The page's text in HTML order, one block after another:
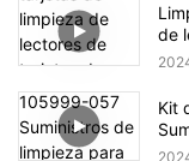
de
Kit